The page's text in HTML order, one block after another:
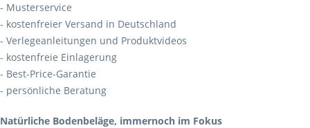
- Musterservice
- kostenfreier Versand in Deutschland
- Verlegeanleitungen und Produktvideos
- kostenfreie Einlagerung
- Best-Price-Garantie
- persönliche Beratung
Natürliche Bodenbeläge, immernoch im Fokus